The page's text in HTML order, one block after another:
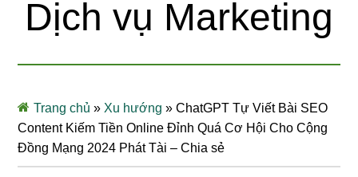
Dịch vụ Marketing
Trang chủ » Xu hướng »ChatGPT Tự Viết Bài SEO
Content Kiếm Tiền Online Đỉnh Quá Cơ Hội Cho Cộng
Đồng Mạng 2024 Phát Tài – Chia sẻ